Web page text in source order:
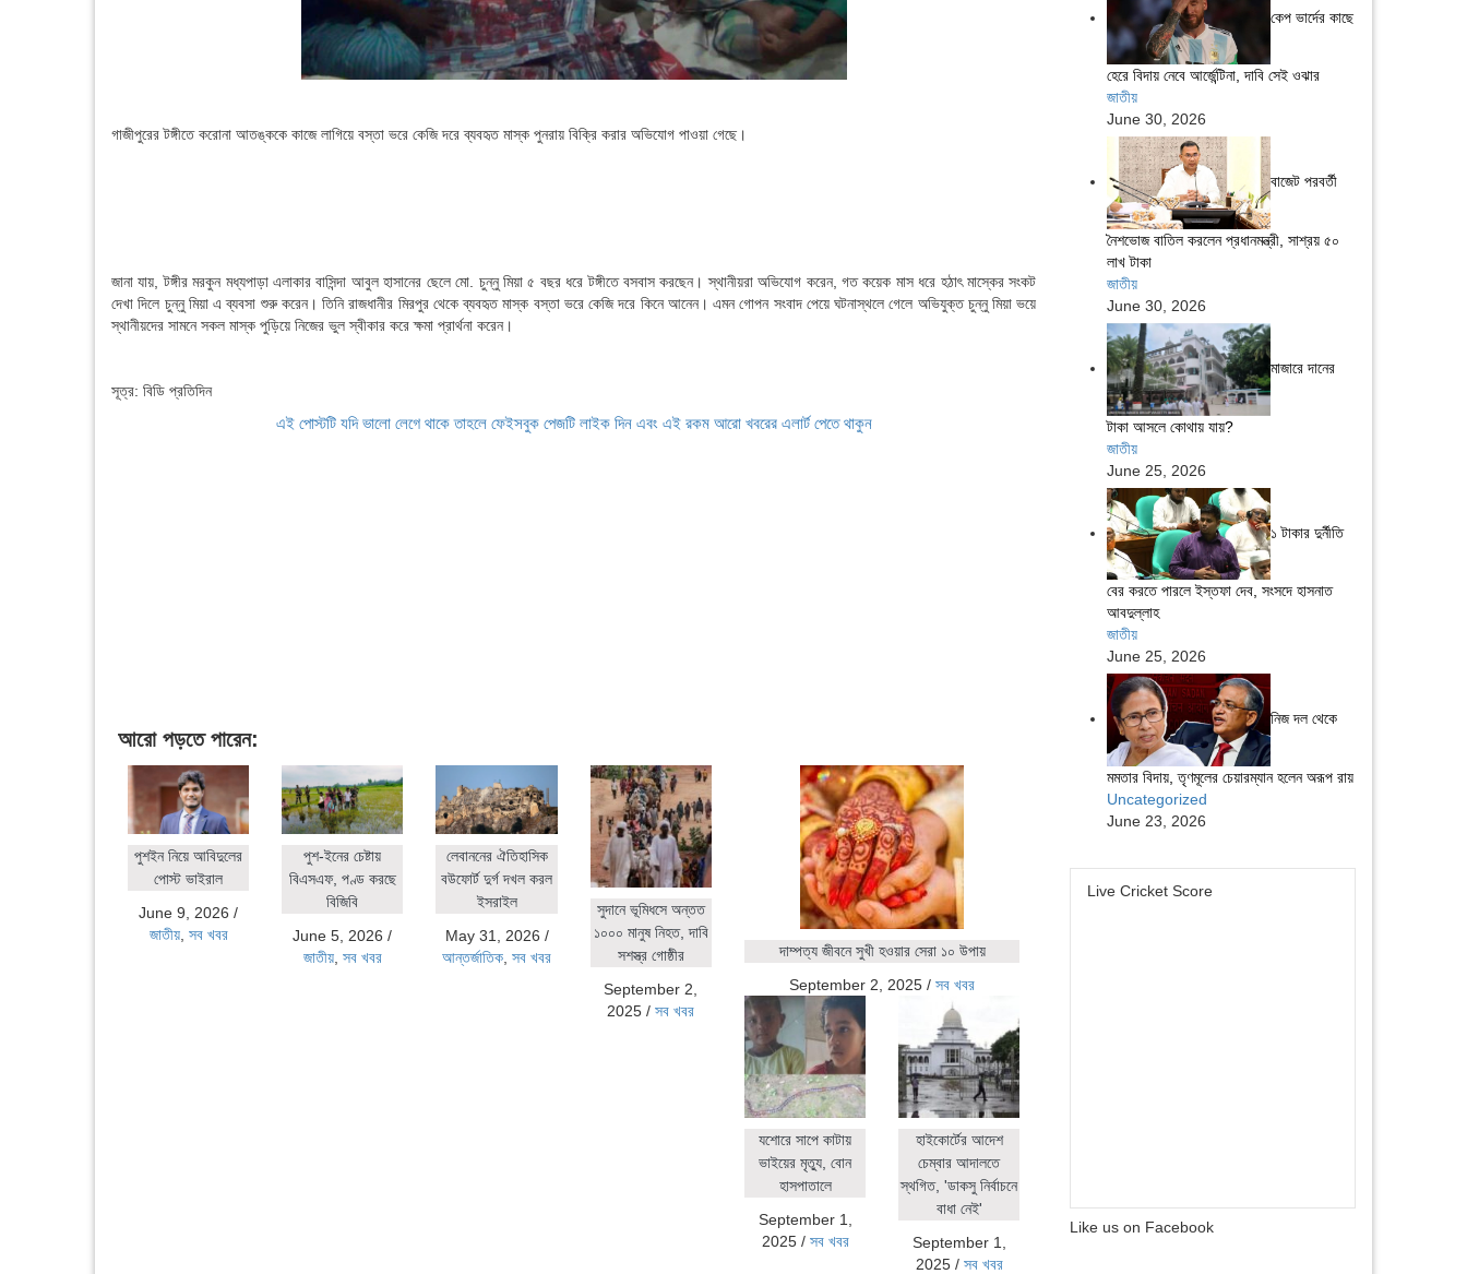
গাজীপুরের টঙ্গীতে করোনা আতঙ্ককে কাজে লাগিয়ে বস্তা ভরে কেজি দরে ব্যবহৃত মাস্ক পুনরায় বিক্রি করার অভিযোগ পাওয়া গেছে।
জানা যায়, টঙ্গীর মরকুন মধ্যপাড়া এলাকার বাসিন্দা আবুল হাসানের ছেলে মো. চুন্নু মিয়া ৫ বছর ধরে টঙ্গীতে বসবাস করছেন। স্থানীয়রা অভিযোগ করেন, গত কয়েক মাস ধরে হঠাৎ মাস্কের সংকট
দেখা দিলে চুন্নু মিয়া এ ব্যবসা শুরু করেন। তিনি রাজধানীর মিরপুর থেকে ব্যবহৃত মাস্ক বস্তা ভরে কেজি দরে কিনে আনেন। এমন গোপন সংবাদ পেয়ে ঘটনাস্থলে গেলে অভিযুক্ত চুন্নু মিয়া ভয়ে
স্থানীয়দের সামনে সকল মাস্ক পুড়িয়ে নিজের ভুল স্বীকার করে ক্ষমা প্রার্থনা করেন।
সূত্র: বিডি প্রতিদিন
এই পোস্টটি যদি ভালো লেগে থাকে তাহলে ফেইসবুক পেজটি লাইক দিন এবং এই রকম আরো খবরের এলার্ট পেতে থাকুন
আরো পড়তে পারেন:
পুশইন নিয়ে আবিদুলের
পোস্ট ভাইরাল
June 9, 2026 /
জাতীয়, সব খবর
পুশ-ইনের চেষ্টায়
বিএসএফ, পণ্ড করছে
বিজিবি
June 5, 2026 /
জাতীয়, সব খবর
লেবাননের ঐতিহাসিক
বউফোর্ট দুর্গ দখল করল
ইসরাইল
May 31, 2026 /
আন্তর্জাতিক ,সব খবর
সুদানে ভূমিধসে অন্তত
১০০০ মানুষ নিহত, দাবি
সশস্ত্র গোষ্ঠীর
September 2,
2025 /সব খবর
দাম্পত্য জীবনে সুখী হওয়ার সেরা ১০ উপায়
September 2, 2025 /সব খবর
যশোরে সাপে কাটায়
ভাইয়ের মৃত্যু, বোন
হাসপাতালে
September 1,
2025/ সব খবর
হাইকোর্টের আদেশ
চেম্বার আদালতে
স্থগিত, 'ডাকসু নির্বাচনে
বাধা নেই'
September 1,
2025/ সব খবর
কেপ ভার্দের কাছে
হেরে বিদায় নেবে আর্জেন্টিনা, দাবি সেই ওঝার
জাতীয়
June 30, 2026
বাজেট পরবর্তী
নৈশভোজ বাতিল করলেন প্রধানমন্ত্রী, সাশ্রয় ৫০
লাখ টাকা
জাতীয়
June 30, 2026
মাজারে দানের
টাকা আসলে কোথায় যায়?
জাতীয়
June 25, 2026
১ টাকার দুর্নীতি
বের করতে পারলে ইস্তফা দেব, সংসদে হাসনাত
আবদুল্লাহ
জাতীয়
June 25, 2026
নিজ দল থেকে
মমতার বিদায়, তৃণমূলের চেয়ারম্যান হলেন অরূপ রায়
Uncategorized
June 23, 2026
Live Cricket Score
Like us on Facebook